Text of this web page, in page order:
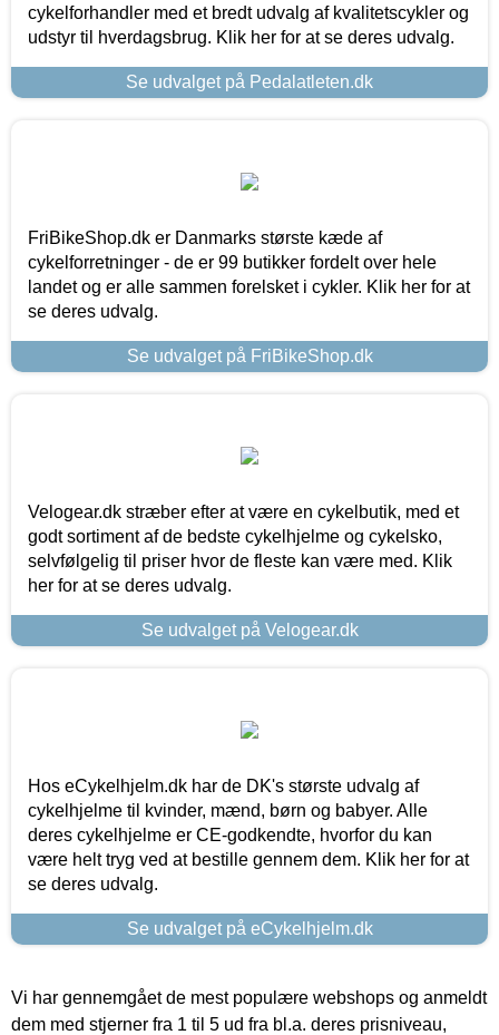
cykelforhandler med et bredt udvalg af kvalitetscykler og
udstyr til hverdagsbrug. Klik her for at se deres udvalg.
Se udvalget på Pedalatleten.dk
FriBikeShop.dk er Danmarks største kæde af
cykelforretninger - de er 99 butikker fordelt over hele
landet og er alle sammen forelsket i cykler. Klik her for at
se deres udvalg.
Se udvalget på FriBikeShop.dk
Velogear.dk stræber efter at være en cykelbutik, med et
godt sortiment af de bedste cykelhjelme og cykelsko,
selvfølgelig til priser hvor de fleste kan være med. Klik
her for at se deres udvalg.
Se udvalget på Velogear.dk
Hos eCykelhjelm.dk har de DK's største udvalg af
cykelhjelme til kvinder, mænd, børn og babyer. Alle
deres cykelhjelme er CE-godkendte, hvorfor du kan
være helt tryg ved at bestille gennem dem. Klik her for at
se deres udvalg.
Se udvalget på eCykelhjelm.dk
Vi har gennemgået de mest populære webshops og anmeldt
dem med stjerner fra 1 til 5 ud fra bl.a. deres prisniveau,